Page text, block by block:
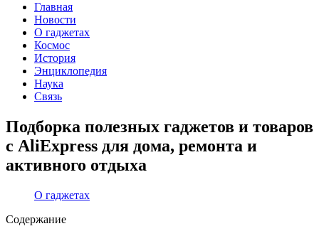
Главная
Новости
О гаджетах
Космос
История
Энциклопедия
Наука
Связь
Подборка полезных гаджетов и товаров
с AliExpress для дома, ремонта и
активного отдыха
О гаджетах
Содержание